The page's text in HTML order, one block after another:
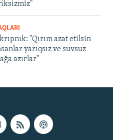
"Qırım azat etilsin
yarıqsız ve suvsuz
azırlar"